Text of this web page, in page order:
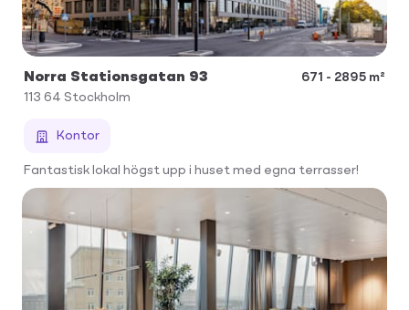
Norra Stationsgatan 93
671 - 2895 m²
113 64 Stockholm
Kontor
Fantastisk lokal högst upp i huset med egna terrasser!